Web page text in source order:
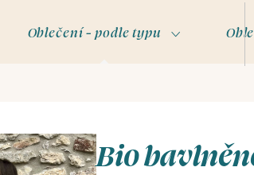
Oblečení - podle typu
Bio